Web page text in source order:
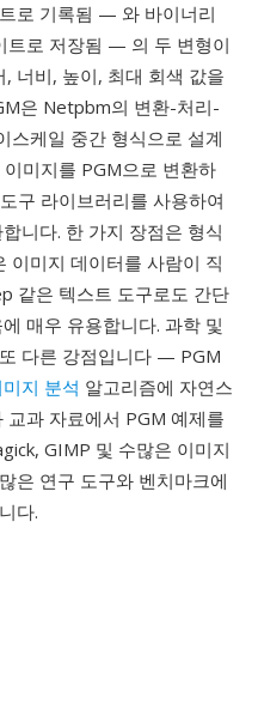
로 기록됨 — 와 바이너리
로 저장됨 — 의 두 변형이
너비, 높이, 최대 회색 값을
은 Netpbm의 변환-처리-
스케일 중간 형식으로 설계
미지를 PGM으로 변환하
구 라이브러리를 사용하여
니다. 한 가지 장점은 형식
미지 데이터를 사람이 직
같은 텍스트 도구로도 간단
매우 유용합니다. 과학 및
다른 강점입니다 — PGM
미지 분석 알고리즘에 자연스
과 자료에서 PGM 예제를
GIMP 및 수많은 이미지
은 연구 도구와 벤치마크에
다.